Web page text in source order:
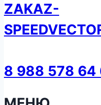
ZAKAZ-
8 988 578 64